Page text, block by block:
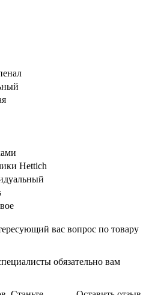
Hettich
вас вопрос по товару
обязательно вам